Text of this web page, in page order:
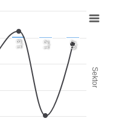
Sektor
1,3 1,2 0,7